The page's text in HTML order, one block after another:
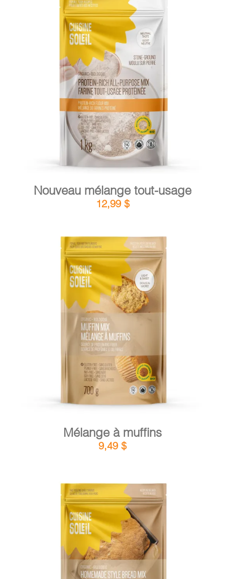
PANIER
EN
AJOUTER AU PANIER / DÉTAILS
Nouveau mélange tout-usage
12,99 $
AJOUTER AU PANIER
Mélange à muffins
9,49 $
AJOUTER AU PANIER / DÉTAILS